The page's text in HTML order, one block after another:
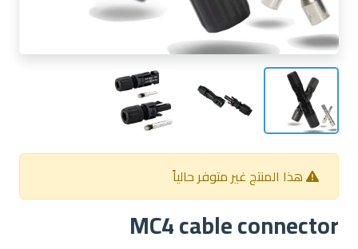
هذا المنتج غير متوفر حالياً
MC4 cable connector